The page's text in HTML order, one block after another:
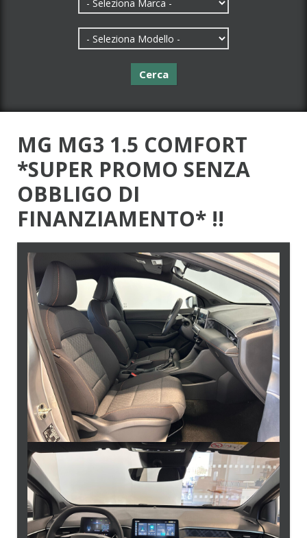
Cerca
MG MG3 1.5 COMFORT
*SUPER PROMO SENZA
OBBLIGO DI
FINANZIAMENTO* !!